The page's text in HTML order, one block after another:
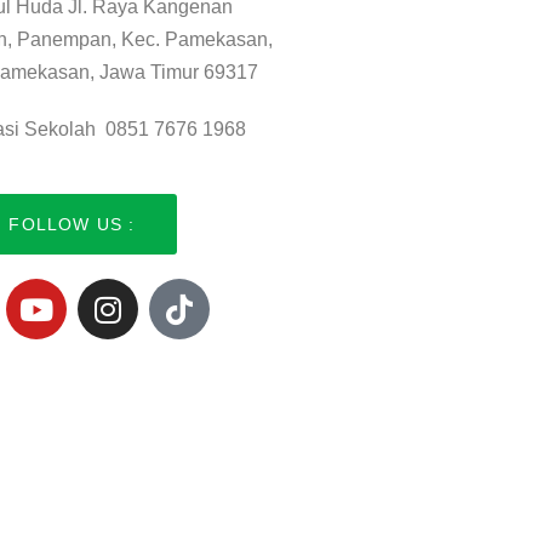
Huda Jl. Raya Kangenan
Panempan, Kec. Pamekasan,
Jawa Timur 69317
Sekolah 0851 7676 1968
FOLLOW US :